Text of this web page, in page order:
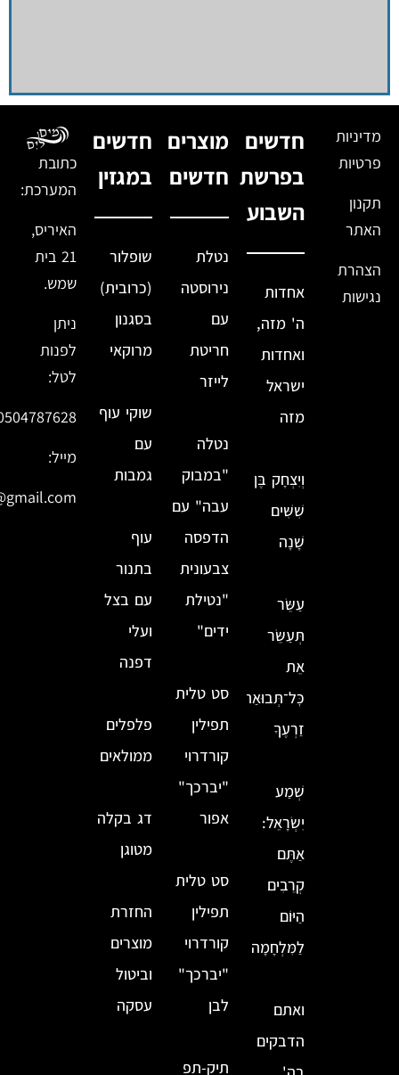
מדיניות
פרטיות
תקנון
האתר
הצהרת
נגישות
חדשים
בפרשת
השבוע
אחדות
ה' מזה,
ואחדות
ישראל
מזה
וְיִצְחָק בֶּן
שִׁשִּׁים
שָׁנָה
עַשֵּׂר
תְּעַשֵּׂר
אֵת
כׇּל־תְּבוּאַת
זַרְעֶךָ
שְׁמַע
יִשְׂרָאֵל:
אַתֶּם
קְרֵבִים
הַיּוֹם
לַמִּלְחָמָה
ואתם
הדבקים
מוצרים
חדשים
נטלת
נירוסטה
עם
חריטת
לייזר
נטלה
"במבוק
עבה" עם
הדפסה
צבעונית
"נטילת
ידים"
סט טלית
תפילין
קורדרוי
"יברכך"
אפור
סט טלית
תפילין
קורדרוי
"יברכך"
לבן
תיק-תפ
חדשים
במגזין
שופלור
(כרובית)
בסגנון
מרוקאי
שוקי עוף
עם
גמבות
עוף
בתנור
עם בצל
ועלי
דפנה
פלפלים
ממולאים
דג בקלה
מטוגן
החזרת
מוצרים
וביטול
עסקה
כתובת
המערכת:
האיריס,
21 בית
שמש.
ניתן
לפנות
לטל:
מייל: